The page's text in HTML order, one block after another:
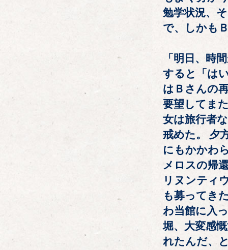
勉学状況、
で、しかも
「明日、時
すると「は
はＢさんの
要望してま
女は旅行者
戒めた。 夕
にもかかわ
メロスの帰
リヌンティ
も募ってき
わ当館に入
堀、大変感
れたんだ、